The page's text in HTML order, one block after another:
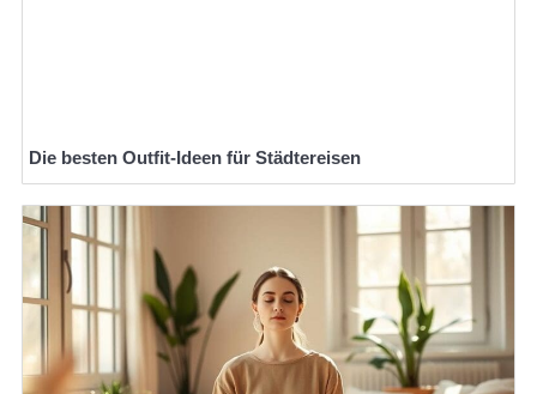
Die besten Outfit-Ideen für Städtereisen